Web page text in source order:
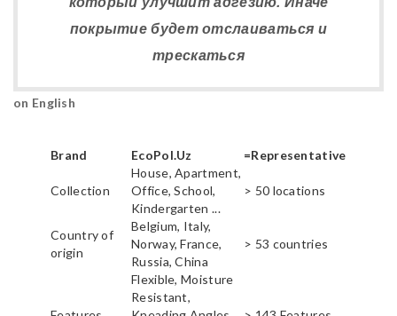
покрытие будет отслаиваться и
трескаться
on English
Brand EcoPol.Uz =Representative
Collection
House, Apartment,
Office, School,
Kindergarten ...
> 50 locations
Country of
origin
Belgium, Italy,
Norway, France,
Russia, China
> 53 countries
Flexible, Moisture
Resistant,